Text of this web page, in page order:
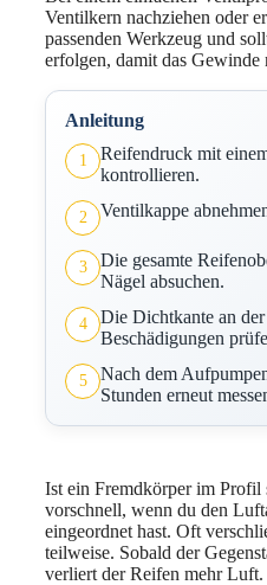
Ventilkern nachziehen oder
passenden Werkzeug und
erfolgen, damit das
Anleitung
1
Reifendruck mit
kontrollieren.
2 Ventilkappe
3
Die gesamte
Nägel absuchen.
4
Die Dichtkante an
Beschädigungen
5
Nach dem
Stunden erneut
Ist ein Fremdkörper im Profil
vorschnell, wenn du den
eingeordnet hast. Oft
teilweise. Sobald der
verliert der Reifen mehr Luft.